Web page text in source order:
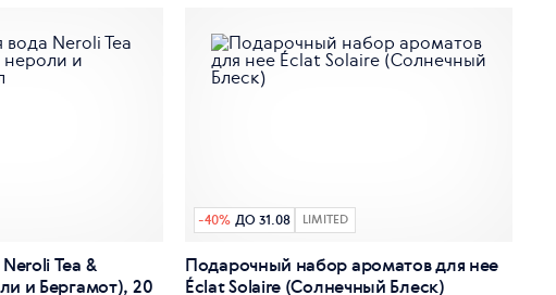
Tea &
и Бергамот), 20
-40% ДО 31.08 LIMITED
Подарочный набор ароматов для нее
Éclat Solaire (Солнечный Блеск)